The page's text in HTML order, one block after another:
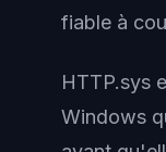
fiable à
HTTP.sys
Windows